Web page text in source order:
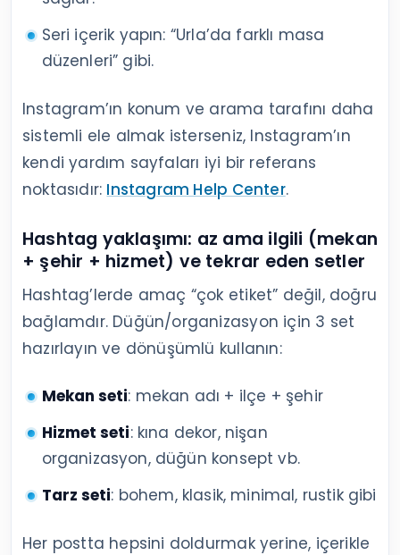
Seri içerik yapın: “Urla’da farklı masa
düzenleri” gibi.
Instagram’ın konum ve arama tarafını daha
sistemli ele almak isterseniz, Instagram’ın
kendi yardım sayfaları iyi bir referans
noktasıdır: Instagram Help Center.
Hashtag yaklaşımı: az ama ilgili (mekan
+ şehir + hizmet) ve tekrar eden setler
Hashtag’lerde amaç “çok etiket” değil, doğru
bağlamdır. Düğün/organizasyon için 3 set
hazırlayın ve dönüşümlü kullanın:
Mekan seti: mekan adı + ilçe + şehir
Hizmet seti: kına dekor, nişan
organizasyon, düğün konsept vb.
Tarz seti: bohem, klasik, minimal, rustik gibi
Her postta hepsini doldurmak yerine, içerikle